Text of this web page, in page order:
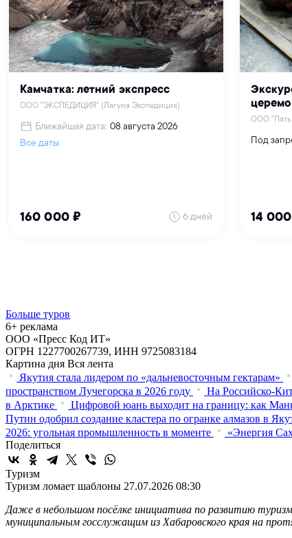
Больше туров
6+ реклама
ООО «Пресс Код ИТ»
ОГРН 1227700267739, ИНН 9725083184
Картина дня Вся лента
Якутия стала лидером по «дальневосточным гектарам»
пространством Лучегорска в 2026 году
На Российско-
в Арктике
Цифровой юань выходит на границу: как
Путин одобрил создание кластера по огранке алмазов в
2026: угольная промышленность в моменте
«Энергия
Поделиться
Туризм
Туризм ломает шаблоны 27.07.2026 08:30
Даже в небольшом посёлке инициатива по развитию
муниципальным госслужащим из Хабаровского края на